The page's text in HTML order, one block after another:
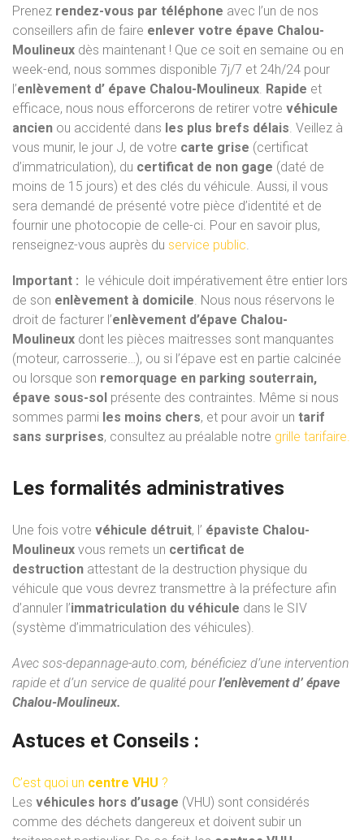
Prenez rendez-vous par téléphone avec l’un de nos
conseillers afin de faire enlever votre épave Chalou-
Moulineux dès maintenant ! Que ce soit en semaine ou en
week-end, nous sommes disponible 7j/7 et 24h/24 pour
l’enlèvement d’ épave Chalou-Moulineux. Rapide et
efficace, nous nous efforcerons de retirer votre véhicule
ancien ou accidenté dans les plus brefs délais. Veillez à
vous munir, le jour J, de votre carte grise (certificat
d’immatriculation), du certificat de non gage (daté de
moins de 15 jours) et des clés du véhicule. Aussi, il vous
sera demandé de présenté votre pièce d’identité et de
fournir une photocopie de celle-ci. Pour en savoir plus,
renseignez-vous auprès du service public.
Important : le véhicule doit impérativement être entier lors
de son enlèvement à domicile. Nous nous réservons le
droit de facturer l’enlèvement d’épave Chalou-
Moulineux dont les pièces maitresses sont manquantes
(moteur, carrosserie…), ou si l’épave est en partie calcinée
ou lorsque son remorquage en parking souterrain,
épave sous-sol présente des contraintes. Même si nous
sommes parmi les moins chers, et pour avoir un tarif
sans surprises, consultez au préalable notre grille tarifaire.
Les formalités administratives
Une fois votre véhicule détruit, l’ épaviste Chalou-
Moulineux vous remets un certificat de
destruction attestant de la destruction physique du
véhicule que vous devrez transmettre à la préfecture afin
d’annuler l’immatriculation du véhicule dans le SIV
(système d’immatriculation des véhicules).
Avec sos-depannage-auto.com, bénéficiez d’une intervention
rapide et d’un service de qualité pourl’enlèvement d’ épave
Chalou-Moulineux.
Astuces et Conseils :
C’est quoi un centre VHU ?
Les véhicules hors d’usage (VHU) sont considérés
comme des déchets dangereux et doivent subir un